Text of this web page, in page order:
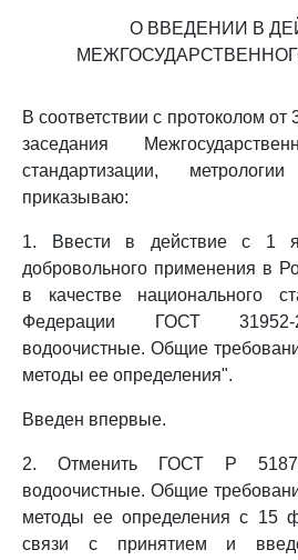
О ВВЕДЕНИИ В
В соответствии с протоколом от
заседания
стандартизации,
приказываю:
1. Ввести в действие с 1
добровольного применения в
в качестве национального
Федерации ГОСТ 31952-
водоочистные. Общие
методы ее определения".
Введен впервые.
2. Отменить ГОСТ Р 51871-
водоочистные. Общие
методы ее определения с 15
связи с принятием и